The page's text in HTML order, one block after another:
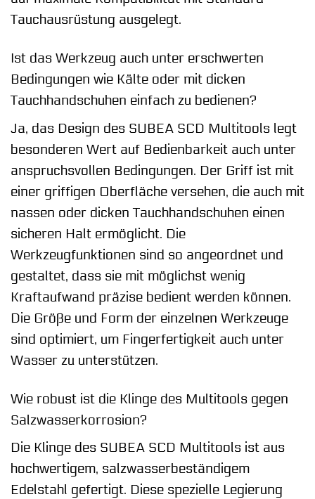
Tauchausrüstung ausgelegt.
Ist das Werkzeug auch unter erschwerten
Bedingungen wie Kälte oder mit dicken
Tauchhandschuhen einfach zu bedienen?
Ja, das Design des SUBEA SCD Multitools legt
besonderen Wert auf Bedienbarkeit auch unter
anspruchsvollen Bedingungen. Der Griff ist mit
einer griffigen Oberfläche versehen, die auch mit
nassen oder dicken Tauchhandschuhen einen
sicheren Halt ermöglicht. Die
Werkzeugfunktionen sind so angeordnet und
gestaltet, dass sie mit möglichst wenig
Kraftaufwand präzise bedient werden können.
Die Größe und Form der einzelnen Werkzeuge
sind optimiert, um Fingerfertigkeit auch unter
Wasser zu unterstützen.
Wie robust ist die Klinge des Multitools gegen
Salzwasserkorrosion?
Die Klinge des SUBEA SCD Multitools ist aus
hochwertigem, salzwasserbeständigem
Edelstahl gefertigt. Diese spezielle Legierung